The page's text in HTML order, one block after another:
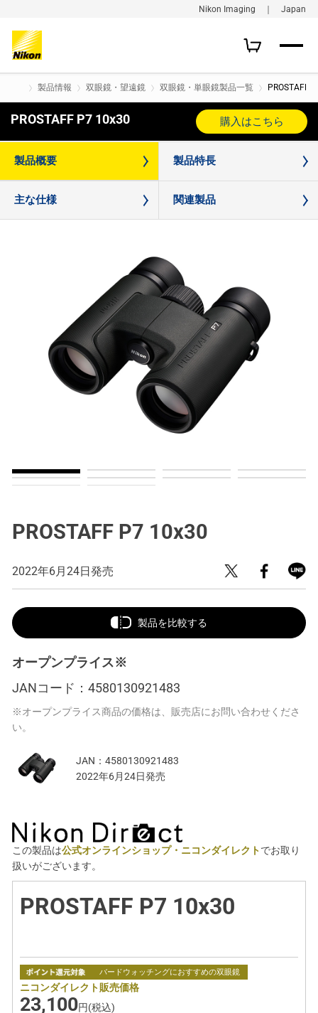
Nikon Imaging ｜ Japan
製品情報 双眼鏡・望遠鏡 双眼鏡・単眼鏡製品一覧 PROSTAFF
PROSTAFF P7 10x30 購入はこちら
製品概要 製品特長
主な仕様 関連製品
PROSTAFF P7 10x30
2022年6月24日発売
製品を比較する
オープンプライス※
JANコード： 4580130921483
※オープンプライス商品の価格は、販売店にお問い合わせくださ
い。
JAN： 4580130921483
2022年6月24日発売
この製品は公式オンラインショップ・ニコンダイレクトでお取り
扱いがございます。
PROSTAFF P7 10x30
バードウォッチングにおすすめの双眼鏡
ニコンダイレクト販売価格
23,100円(税込)